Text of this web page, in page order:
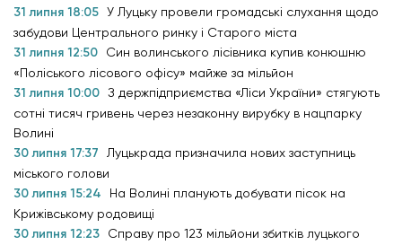
31 липня 18:05 У Луцьку провели громадські слухання щодо
забудови Центрального ринку і Старого міста
31 липня 12:50
Син волинського лісівника купив конюшню
«Поліського лісового офісу» майже за мільйон
31 липня 10:00 З держпідприємства «Ліси України» стягують
сотні тисяч гривень через незаконну вирубку в нацпарку
Волині
30 липня 17:37
Луцькрада призначила нових заступниць
міського голови
30 липня 15:24
На Волині планують добувати пісок на
Крижівському родовищі
30 липня 12:23
Справу про 123 мільйони збитків луцького